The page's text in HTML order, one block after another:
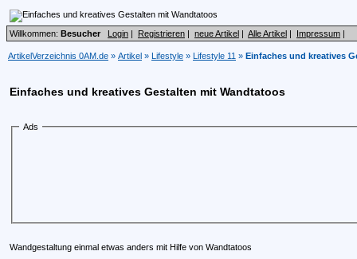
Willkommen: Besucher Login | Registrieren | neue Artikel | Alle Artikel | Impressum |
ArtikelVerzeichnis 0AM.de » Artikel » Lifestyle » Lifestyle 11 » Einfaches und kreatives
Einfaches und kreatives Gestalten mit Wandtatoos
Ads
Wandgestaltung einmal etwas anders mit Hilfe von Wandtatoos